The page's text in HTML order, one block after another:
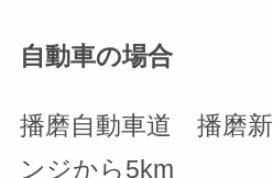
自動車の場合
播磨自動車道 播磨
ンジから5km